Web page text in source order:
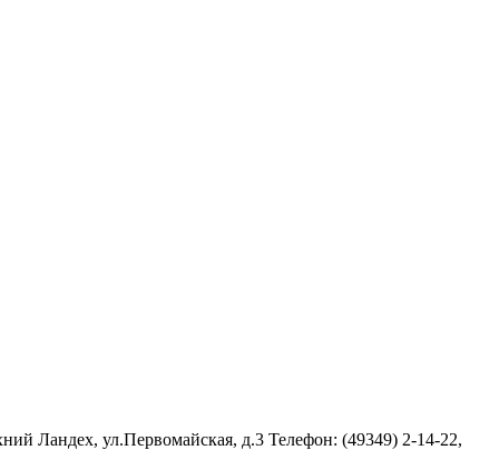
Ландех, ул.Первомайская, д.3 Телефон: (49349) 2-14-22,